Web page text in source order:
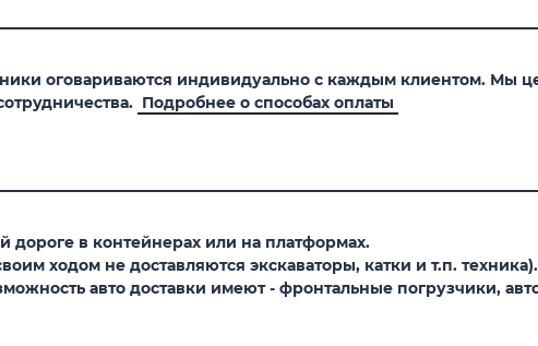
оговариваются индивидуально с каждым клиентом. Мы
Подробнее о способах оплаты
в контейнерах или на платформах.
ходом не доставляются экскаваторы, катки и т.п. техника).
авто доставки имеют - фронтальные погрузчики,